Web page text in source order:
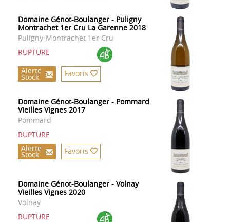
Domaine Génot-Boulanger - Puligny
Montrachet 1er Cru La Garenne 2018
Puligny-Montrachet 1er Cru
RUPTURE
Alerte
Stock Favoris
Domaine Génot-Boulanger - Pommard
Vieilles Vignes 2017
Pommard
RUPTURE
Alerte
Stock Favoris
Domaine Génot-Boulanger - Volnay
Vieilles Vignes 2020
Volnay
RUPTURE